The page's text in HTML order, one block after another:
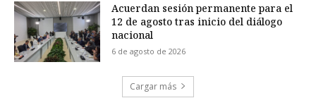
Acuerdan sesión permanente para el
12 de agosto tras inicio del diálogo
nacional
6 de agosto de 2026
Cargar más